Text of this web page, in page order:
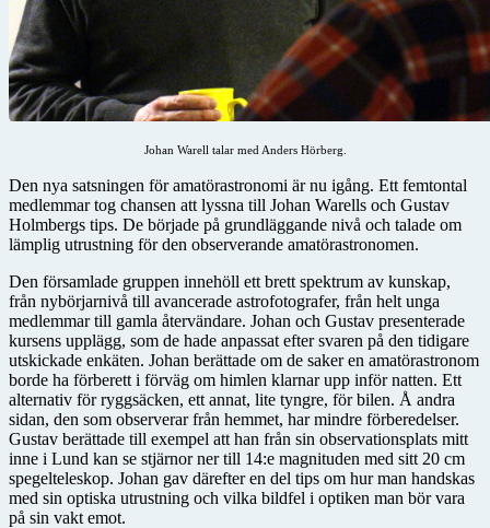
Johan Warell talar med Anders Hörberg.
Den nya satsningen för amatörastronomi är nu igång. Ett femtontal
medlemmar tog chansen att lyssna till Johan Warells och Gustav
Holmbergs tips. De började på grundläggande nivå och talade om
lämplig utrustning för den observerande amatörastronomen.
Den församlade gruppen innehöll ett brett spektrum av kunskap,
från nybörjarnivå till avancerade astrofotografer, från helt unga
medlemmar till gamla återvändare. Johan och Gustav presenterade
kursens upplägg, som de hade anpassat efter svaren på den tidigare
utskickade enkäten. Johan berättade om de saker en amatörastronom
borde ha förberett i förväg om himlen klarnar upp inför natten. Ett
alternativ för ryggsäcken, ett annat, lite tyngre, för bilen. Å andra
sidan, den som observerar från hemmet, har mindre förberedelser.
Gustav berättade till exempel att han från sin observationsplats mitt
inne i Lund kan se stjärnor ner till 14:e magnituden med sitt 20 cm
spegelteleskop. Johan gav därefter en del tips om hur man handskas
med sin optiska utrustning och vilka bildfel i optiken man bör vara
på sin vakt emot.